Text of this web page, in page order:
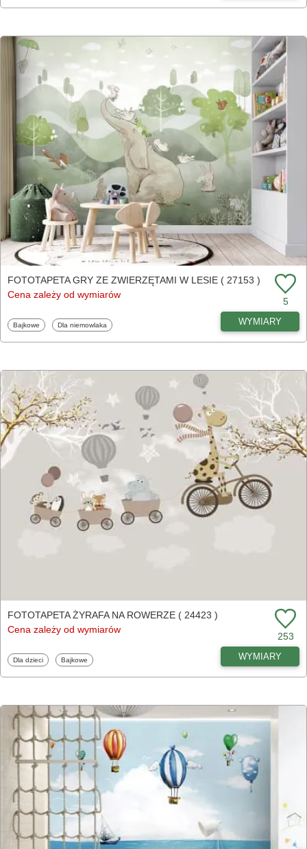
FOTOTAPETA GRY ZE ZWIERZĘTAMI W LESIE ( 27153 )
Cena zależy od wymiarów
5
Fototapety
Bajkowe Fototapety
Dla niemowlaka WYMIARY
FOTOTAPETA ŻYRAFA NA ROWERZE ( 24423 )
Cena zależy od wymiarów
253
Fototapety
Dla dzieci Fototapety
Bajkowe WYMIARY